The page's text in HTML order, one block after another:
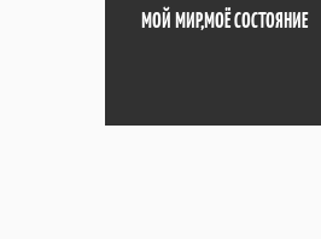
МОЙ МИР,МОЁ СОСТОЯНИЕ